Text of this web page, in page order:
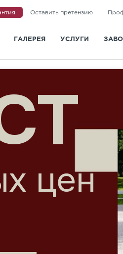
Оставить претензию
ГАЛЕРЕЯ УСЛУГИ
Дизайн-проект